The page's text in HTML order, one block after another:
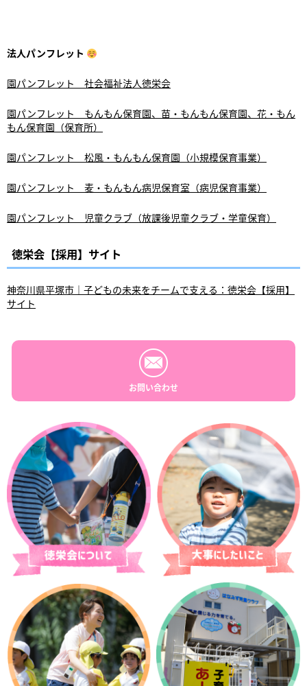
法人パンフレット
園パンフレット 社会福祉法人徳栄会
園パンフレット もんもん保育園、苗・もんもん保育園、花・もん
もん保育園（保育所）
園パンフレット 松風・もんもん保育園（小規模保育事業）
園パンフレット 麦・もんもん病児保育室（病児保育事業）
園パンフレット 児童クラブ（放課後児童クラブ・学童保育）
徳栄会【採用】サイト
神奈川県平塚市｜子どもの未来をチームで支える：徳栄会【採用】
サイト
お問い合わせ